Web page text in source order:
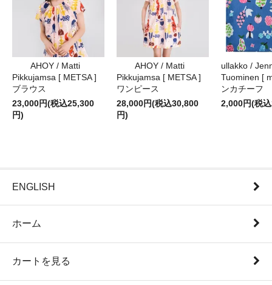
AHOY / Matti
Pikkujamsa [ METSA ]
ブラウス
23,000円(税込25,300
円)
AHOY / Matti
Pikkujamsa [ METSA ]
ワンピース
28,000円(税込30,800
円)
ullakko /
Tuominen [
ンカチーフ
2,000円(税
ENGLISH
ホーム
カートを見る